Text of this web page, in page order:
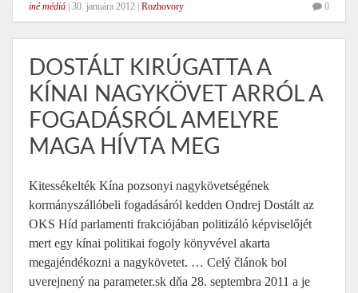
iné médiá 30. januára 2012 Rozhovory 0
DOSTÁLT KIRÚGATTA A
KÍNAI NAGYKÖVET ARRÓL A
FOGADÁSRÓL AMELYRE
MAGA HÍVTA MEG
Kitessékelték Kína pozsonyi nagykövetségének
kormányszállóbeli fogadásáról kedden Ondrej Dostált az
OKS Híd parlamenti frakciójában politizáló képviselőjét
mert egy kínai politikai fogoly könyvével akarta
megajéndékozni a nagykövetet. … Celý článok bol
uverejnený na parameter.sk dňa 28. septembra 2011 a je